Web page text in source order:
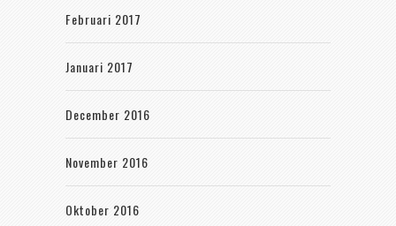
Februari 2017
Januari 2017
December 2016
November 2016
Oktober 2016